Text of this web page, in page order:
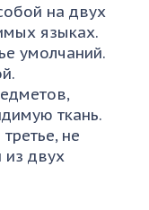
на двух
языках.
умолчаний.
ткань.
не
из двух